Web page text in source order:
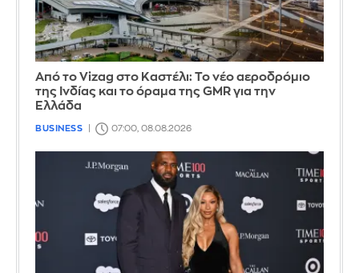
Από το Vizag στο Καστέλι: Το νέο αεροδρόμιο
της Ινδίας και το όραμα της GMR για την
Ελλάδα
BUSINESS 07:00, 08.08.2026